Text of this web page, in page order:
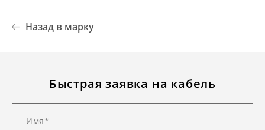
Назад в марку
Быстрая заявка на кабель